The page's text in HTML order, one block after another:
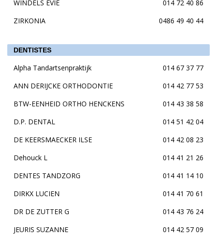
WINDELS EVIE
014 72 40 86
ZIRKONIA
0486 49 40 44
DENTISTES
Alpha Tandartsenpraktijk
014 67 37 77
ANN DERIJCKE ORTHODONTIE
014 42 77 53
BTW-EENHEID ORTHO HENCKENS
014 43 38 58
D.P. DENTAL
014 51 42 04
DE KEERSMAECKER ILSE
014 42 08 23
Dehouck L
014 41 21 26
DENTES TANDZORG
014 41 14 10
DIRKX LUCIEN
014 41 70 61
DR DE ZUTTER G
014 43 76 24
JEURIS SUZANNE
014 42 57 09